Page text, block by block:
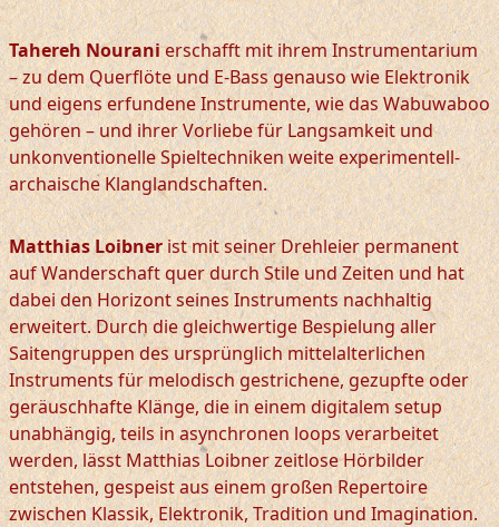
Tahereh Nouranierschafft mit ihrem Instrumentarium
– zu dem Querflöte und E-Bass genauso wie Elektronik
und eigens erfundene Instrumente, wie das Wabuwaboo
gehören – und ihrer Vorliebe für Langsamkeit und
unkonventionelle Spieltechniken weite experimentell-
archaische Klanglandschaften.
Matthias Loibnerist mit seiner Drehleier permanent
auf Wanderschaft quer durch Stile und Zeiten und hat
dabei den Horizont seines Instruments nachhaltig
erweitert. Durch die gleichwertige Bespielung aller
Saitengruppen des ursprünglich mittelalterlichen
Instruments für melodisch gestrichene, gezupfte oder
geräuschhafte Klänge, die in einem digitalem setup
unabhängig, teils in asynchronen loops verarbeitet
werden, lässt Matthias Loibner zeitlose Hörbilder
entstehen, gespeist aus einem großen Repertoire
zwischen Klassik, Elektronik, Tradition und Imagination.